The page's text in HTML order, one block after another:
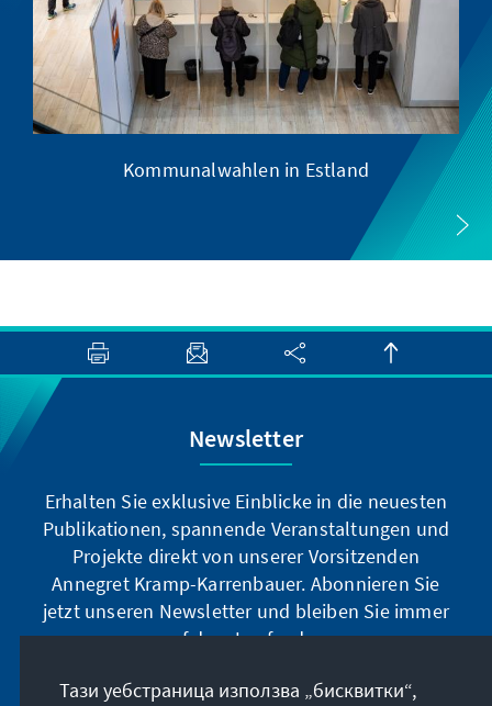
Kommunalwahlen in Estland
Newsletter
Erhalten Sie exklusive Einblicke in die neuesten
Publikationen, spannende Veranstaltungen und
Projekte direkt von unserer Vorsitzenden
Annegret Kramp-Karrenbauer. Abonnieren Sie
jetzt unseren Newsletter und bleiben Sie immer
auf dem Laufenden.
Jetzt abonnieren
Тази уебстраница използва „бисквитки“,